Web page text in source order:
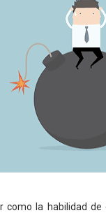
Y SU
EL
AGILIZAR EL
MENTE
LA MENTE DE
LA VERDADERA
como la habilidad